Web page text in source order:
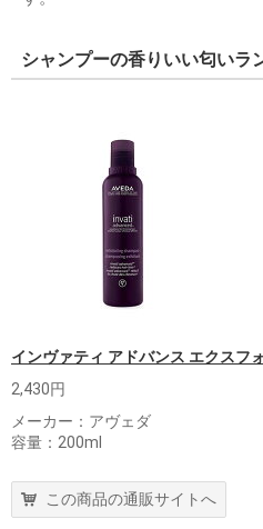
シャンプーの香りいい匂いラ
インヴァティ アドバンス エクスフ
2,430円
メーカー：アヴェダ
容量：200ml
この商品の通販サイトへ